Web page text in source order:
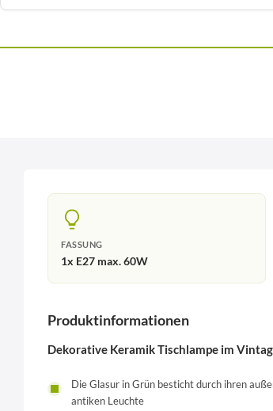
FASSUNG
1x E27 max. 60W
Produktinformationen
Dekorative Keramik Tischlampe im
Die Glasur in Grün besticht durch ihren
antiken Leuchte